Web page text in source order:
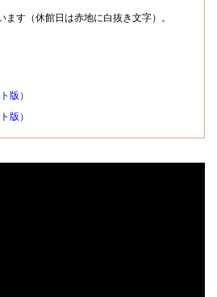
す（休館日は赤地に白抜き文字）。
版）
版）